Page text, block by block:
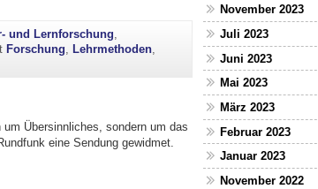
und Lernforschung,
Forschung, Lehrmethoden,
Übersinnliches, sondern um das
eine Sendung gewidmet.
November 2023
Juli 2023
Juni 2023
Mai 2023
März 2023
Februar 2023
Januar 2023
November 2022